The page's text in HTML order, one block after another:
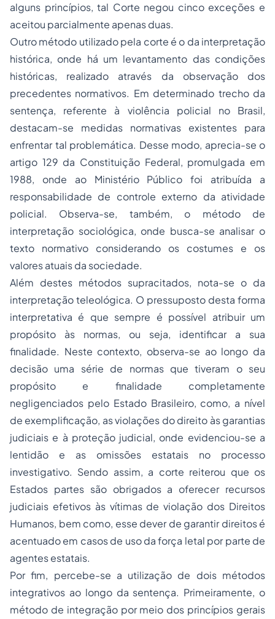
alguns princípios, tal Corte negou cinco exceções e
aceitou parcialmente apenas duas.
Outro método utilizado pela corte é o da interpretação
histórica, onde há um levantamento das condições
históricas, realizado através da observação dos
precedentes normativos. Em determinado trecho da
sentença, referente à violência policial no Brasil,
destacam-se medidas normativas existentes para
enfrentar tal problemática. Desse modo, aprecia-se o
artigo 129 da Constituição Federal, promulgada em
1988, onde ao Ministério Público foi atribuída a
responsabilidade de controle externo da atividade
policial. Observa-se, também, o método de
interpretação sociológica, onde busca-se analisar o
texto normativo considerando os costumes e os
valores atuais da sociedade.
Além destes métodos supracitados, nota-se o da
interpretação teleológica. O pressuposto desta forma
interpretativa é que sempre é possível atribuir um
propósito às normas, ou seja, identificar a sua
finalidade. Neste contexto, observa-se ao longo da
decisão uma série de normas que tiveram o seu
propósito e finalidade completamente
negligenciados pelo Estado Brasileiro, como, a nível
de exemplificação, as violações do direito às garantias
judiciais e à proteção judicial, onde evidenciou-se a
lentidão e as omissões estatais no processo
investigativo. Sendo assim, a corte reiterou que os
Estados partes são obrigados a oferecer recursos
judiciais efetivos às vítimas de violação dos Direitos
Humanos, bem como, esse dever de garantir direitos é
acentuado em casos de uso da força letal por parte de
agentes estatais.
Por fim, percebe-se a utilização de dois métodos
integrativos ao longo da sentença. Primeiramente, o
método de integração por meio dos princípios gerais